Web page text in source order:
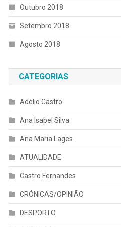
Outubro 2018
Setembro 2018
Agosto 2018
CATEGORIAS
Adélio Castro
Ana Isabel Silva
Ana Maria Lages
ATUALIDADE
Castro Fernandes
CRÓNICAS/OPINIÃO
DESPORTO